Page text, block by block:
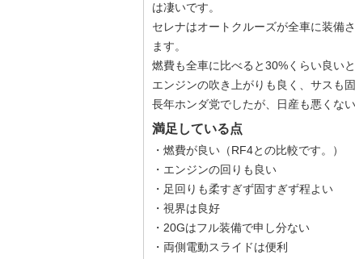
は凄いです。
セレナはオートクルーズが全車に装備
ます。
燃費も全車に比べると30%くらい良いと
エンジンの吹き上がりも良く、サスも
長年ホンダ党でしたが、日産も悪くな
満足している点
・燃費が良い（RF4との比較です。）
・エンジンの回りも良い
・足回りも柔すぎず固すぎず程よい
・視界は良好
・20Gはフル装備で申し分ない
・両側電動スライドは便利